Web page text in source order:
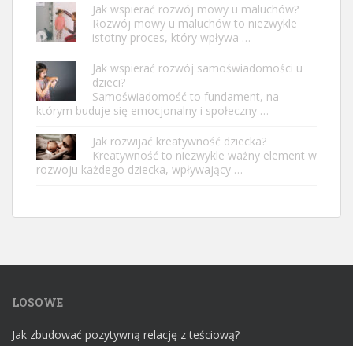
Jak wspierać rozwój mowy u maluchów?
Rozwój mowy u maluchów to niezwykle
istotny proces, który wpływa …
Jak wspierać rozwój samoświadomości u
dzieci?
Samoświadomość to fundament, na
którym buduje się emocjonalny i społeczny …
Jak rozwijać kreatywność dziecka?
Kreatywność to niezwykle ważny element w
rozwoju każdego dziecka, wpływający …
LOSOWE
Jak zbudować pozytywną relację z teściową?